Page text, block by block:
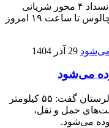
سازمان راهداری و حمل‌ونقل جاده‌ای از انسداد ۴ محور شریانی
کشور خبر داد و اعلام کرد: تردد در جاده چالوس تا ساعت ۱۹ امروز
29 آذر 1404
معاون هماهنگی امور عمرانی استانداری لرستان گفت: ۵۵ کیلومتر
حمل و نقل،
می‌شود.